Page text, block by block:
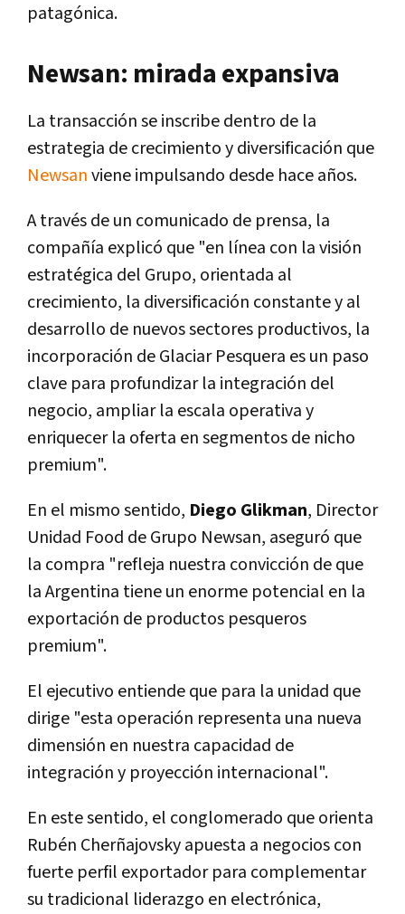
patagónica.
Newsan: mirada expansiva
La transacción se inscribe dentro de la
estrategia de crecimiento y diversificación que
Newsanviene impulsando desde hace años.
A través de un comunicado de prensa, la
compañía explicó que "en línea con la visión
estratégica del Grupo, orientada al
crecimiento, la diversificación constante y al
desarrollo de nuevos sectores productivos, la
incorporación de Glaciar Pesquera es un paso
clave para profundizar la integración del
negocio, ampliar la escala operativa y
enriquecer la oferta en segmentos de nicho
premium".
En el mismo sentido, Diego Glikman, Director
Unidad Food de Grupo Newsan, aseguró que
la compra "refleja nuestra convicción de que
la Argentina tiene un enorme potencial en la
exportación de productos pesqueros
premium".
El ejecutivo entiende que para la unidad que
dirige "esta operación representa una nueva
dimensión en nuestra capacidad de
integración y proyección internacional".
En este sentido, el conglomerado que orienta
Rubén Cherñajovsky apuesta a negocios con
fuerte perfil exportador para complementar
su tradicional liderazgo en electrónica,